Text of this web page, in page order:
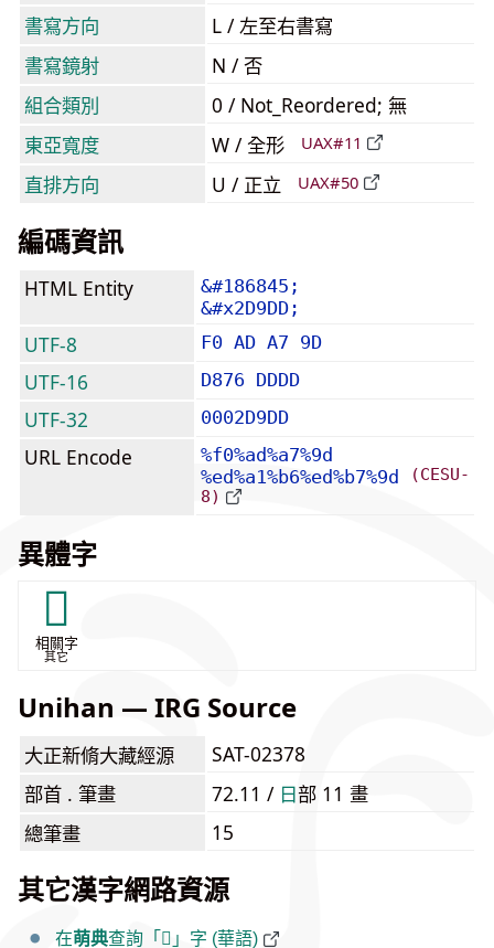
書寫方向
L / 左至右書寫
書寫鏡射
N / 否
組合類別
0 / Not_Reordered; 無
東亞寬度
W / 全形 UAX#11
直排方向 U / 正立 UAX#50
編碼資訊
HTML Entity
&#186845;
&#x2D9DD;
UTF-8 F0 AD A7 9D
UTF-16 D876 DDDD
UTF-32 0002D9DD
URL Encode
%f0%ad%a7%9d
%ed%a1%b6%ed%b7%9d
(CESU-
8)
異體字
𣉻
相關字
其它
Unihan — IRG Source
大正新脩大藏經源
SAT-02378
部首 . 筆畫
72.11 / ⽇部 11 畫
總筆畫
15
其它漢字網路資源
在萌典查詢「𭧝」字 (華語)